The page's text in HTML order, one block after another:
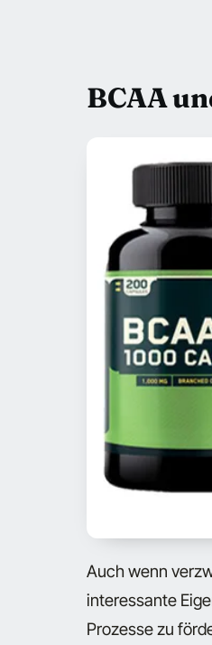
BCAA
Auch wenn
interessante
Prozesse zu